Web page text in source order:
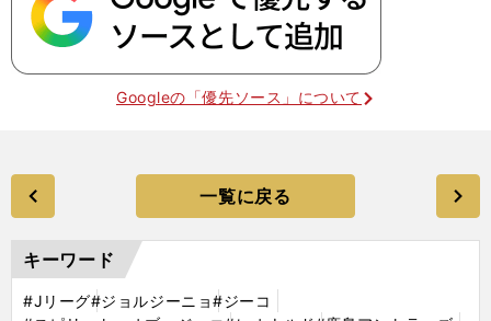
Googleの「優先ソース」について
一覧に戻る
キーワード
#Jリーグ#ジョルジーニョ#ジーコ